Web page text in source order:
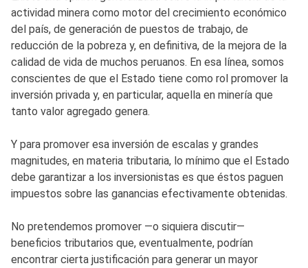
actividad minera como motor del crecimiento económico
del país, de generación de puestos de trabajo, de
reducción de la pobreza y, en definitiva, de la mejora de la
calidad de vida de muchos peruanos. En esa línea, somos
conscientes de que el Estado tiene como rol promover la
inversión privada y, en particular, aquella en minería que
tanto valor agregado genera.
Y para promover esa inversión de escalas y grandes
magnitudes, en materia tributaria, lo mínimo que el Estado
debe garantizar a los inversionistas es que éstos paguen
impuestos sobre las ganancias efectivamente obtenidas.
No pretendemos promover —o siquiera discutir—
beneficios tributarios que, eventualmente, podrían
encontrar cierta justificación para generar un mayor